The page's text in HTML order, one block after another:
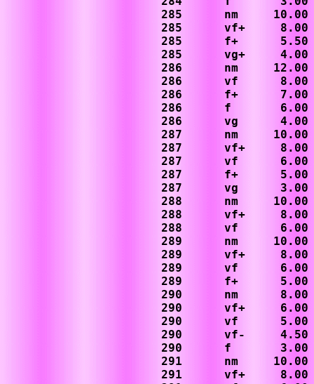
285      nm     10.00
285      vf+     8.00
285      f+      5.50
285      vg+     4.00
286      nm     12.00
286      vf      8.00
286      f+      7.00
286      f       6.00
286      vg      4.00
287      nm     10.00
287      vf+     8.00
287      vf      6.00
287      f+      5.00
287      vg      3.00
288      nm     10.00
288      vf+     8.00
288      vf      6.00
289      nm     10.00
289      vf+     8.00
289      vf      6.00
289      f+      5.00
290      nm      8.00
290      vf+     6.00
290      vf      5.00
290      vf-     4.50
290      f       3.00
291      nm     10.00
291      vf+     8.00